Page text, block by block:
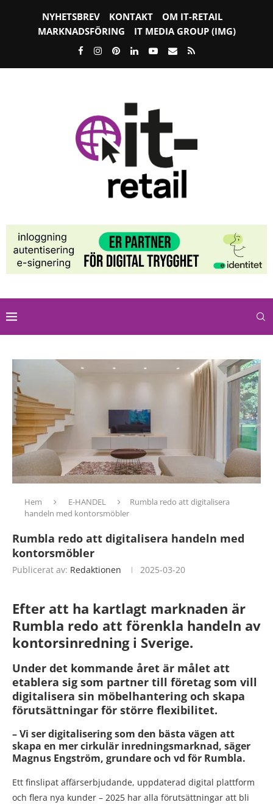
NYHETSBREV KONTAKT
OM IT-RETAIL
MARKNADSFÖRING
IT MEDIA GROUP (IMG)
Hem E-HANDEL
Rumbla redo att digitalisera
handeln med kontorsmöbler
Rumbla redo att digitalisera handeln med
kontorsmöbler
Publicerat av: Redaktionen 2025-03-20
Efter att ha kartlagt marknaden är
Rumbla redo att förenkla handeln av
kontorsinredning i Sverige.
Under det kommande året är målet att
etablera sig som partner till företag som vill
digitalisera sin möbelhantering och skapa
förutsättningar för större flexibilitet.
– Vi ser digitalisering som den bästa vägen att
skapa en mer cirkulär inredningsmarknad, säger
Magnus Engström, grundare och vd för Rumbla.
Ett finslipat affärserbjudande, uppdaterad digital plattform
och flera nya kunder – 2025 har alla förutsättningar att bli